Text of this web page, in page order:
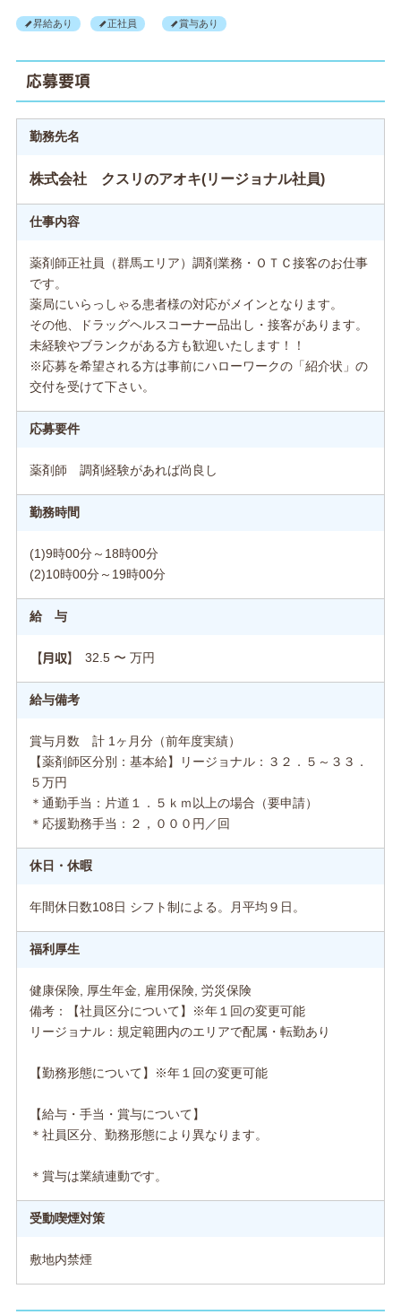
昇給あり 正社員 賞与あり
応募要項
勤務先名
株式会社 クスリのアオキ(リージョナル社員)
仕事内容
薬剤師正社員（群馬エリア）調剤業務・ＯＴＣ接客のお仕事
です。
薬局にいらっしゃる患者様の対応がメインとなります。
その他、ドラッグヘルスコーナー品出し・接客があります。
未経験やブランクがある方も歓迎いたします！！
※応募を希望される方は事前にハローワークの「紹介状」の
交付を受けて下さい。
応募要件
薬剤師 調剤経験があれば尚良し
勤務時間
(1)9時00分～18時00分
(2)10時00分～19時00分
給 与
【月収】 32.5 〜 万円
給与備考
賞与月数 計 1ヶ月分（前年度実績）
【薬剤師区分別：基本給】リージョナル：３２．５～３３．
５万円
＊通勤手当：片道１．５ｋｍ以上の場合（要申請）
＊応援勤務手当：２，０００円／回
休日・休暇
年間休日数108日 シフト制による。月平均９日。
福利厚生
健康保険, 厚生年金, 雇用保険, 労災保険
備考：【社員区分について】※年１回の変更可能
リージョナル：規定範囲内のエリアで配属・転勤あり
【勤務形態について】※年１回の変更可能
【給与・手当・賞与について】
＊社員区分、勤務形態により異なります。
＊賞与は業績連動です。
受動喫煙対策
敷地内禁煙